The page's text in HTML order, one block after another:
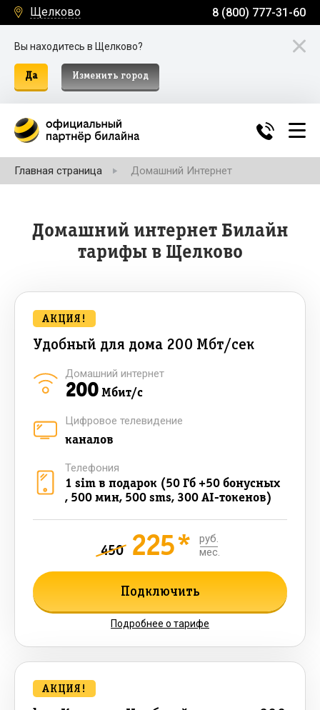
Щелково 8 (800) 777-31-60
Вы находитесь в Щелково?
Да Изменить город
Главная страница Домашний Интернет
Домашний интернет Билайн
тарифы в Щелково
Удобный для дома 200 Мбт/сек
АКЦИЯ!
200Мбит/с
Домашний интернет
каналов
Цифровое телевидение
1 sim в подарок (50 Гб +50 бонусных
, 500 мин, 500 sms, 300 AI-токенов)
Телефония
450 225*
руб.
мес.
Подключить
Подробнее о тарифе
АКЦИЯ!